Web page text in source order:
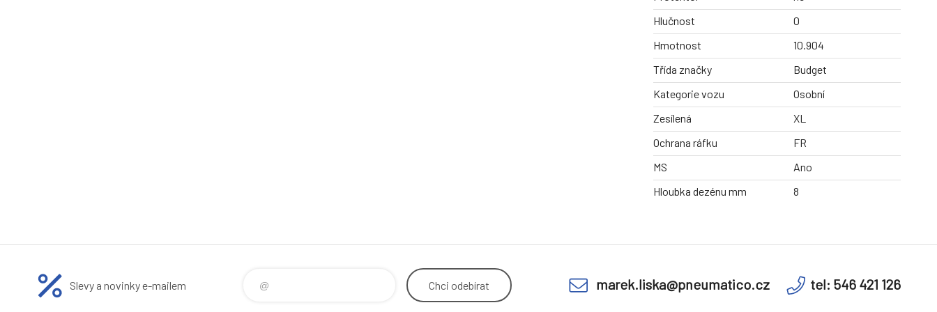
Hlučnost
0
Hmotnost
10.904
Třída značky
Budget
Kategorie vozu
Osobní
Zesílená
XL
Ochrana ráfku
FR
MS
Ano
Hloubka dezénu mm
8
Slevy a novinky e-mailem Chci odebírat marek.liska@pneumatico.cz tel: 546 421 126